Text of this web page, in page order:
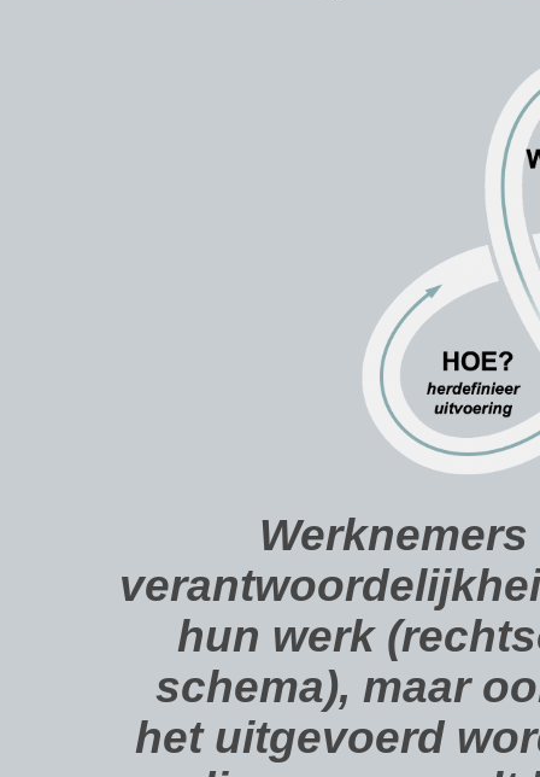
hun werk
schema), maar
het uitgevoerd